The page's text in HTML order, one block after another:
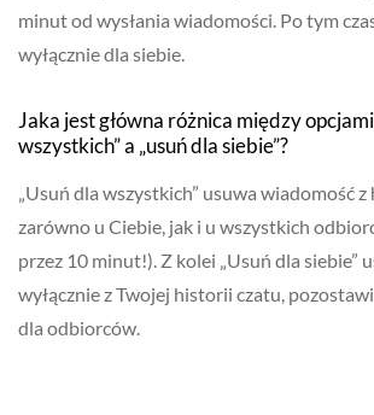
minut od wysłania wiadomości. Po tym
wyłącznie dla siebie.
Jaka jest główna różnica między
wszystkich” a „usuń dla siebie”?
„Usuń dla wszystkich” usuwa wiadomość
zarówno u Ciebie, jak i u wszystkich
przez 10 minut!). Z kolei „Usuń dla siebie”
wyłącznie z Twojej historii czatu,
dla odbiorców.